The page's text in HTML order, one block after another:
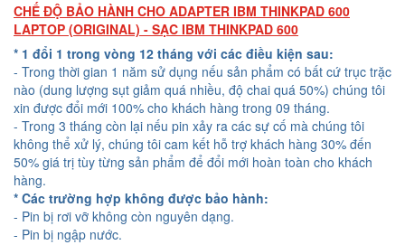
CHẾ ĐỘ BẢO HÀNH CHO ADAPTER IBM THINKPAD 600
LAPTOP (ORIGINAL) - SẠC IBM THINKPAD 600
* 1 đổi 1 trong vòng 12 tháng với các điều kiện sau:
- Trong thời gian 1 năm sử dụng nếu sản phẩm có bất cứ trục trặc
nào (dung lượng sụt giảm quá nhiều, độ chai quá 50%) chúng tôi
xin được đổi mới 100% cho khách hàng trong 09 tháng.
- Trong 3 tháng còn lại nếu pin xảy ra các sự cố mà chúng tôi
không thể xử lý, chúng tôi cam kết hỗ trợ khách hàng 30% đến
50% giá trị tùy từng sản phẩm để đổi mới hoàn toàn cho khách
hàng.
* Các trường hợp không được bảo hành:
- Pin bị rơi vỡ không còn nguyên dạng.
- Pin bị ngập nước.